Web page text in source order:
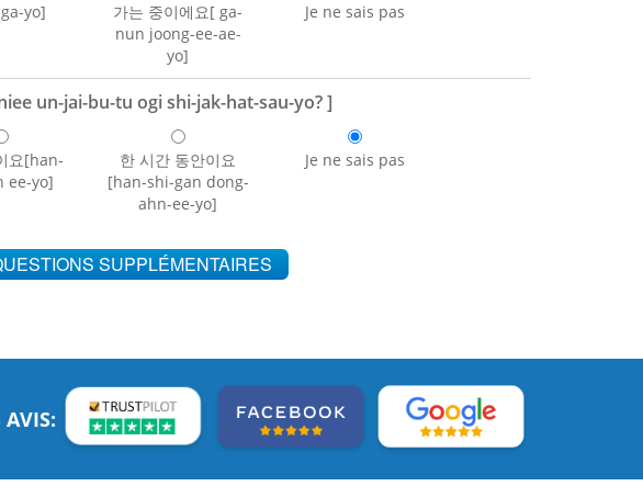
yo]
가는 중이에요[ ga-
nun joong-ee-ae-
yo]
Je ne sais pas
un-jai-bu-tu ogi shi-jak-hat-sau-yo? ]
요[han-
ee-yo]
한 시간 동안이요
[han-shi-gan dong-
ahn-ee-yo]
Je ne sais pas
SUPPLÉMENTAIRES
AVIS: